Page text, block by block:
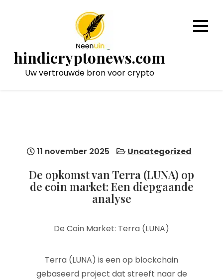
hindicryptonews.com
Uw vertrouwde bron voor crypto
11 november 2025 Uncategorized
De opkomst van Terra (LUNA) op
de coin market: Een diepgaande
analyse
De Coin Market: Terra (LUNA)
Terra (LUNA) is een op blockchain
gebaseerd project dat streeft naar de